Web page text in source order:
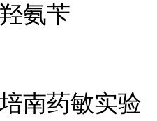
氨苄
南药敏实验